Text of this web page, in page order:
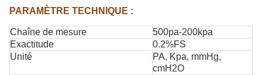
PARAMÈTRE TECHNIQUE :
Chaîne de mesure
500pa-200kpa
Exactitude
0.2%FS
Unité
PA, Kpa, mmHg,
cmH2O